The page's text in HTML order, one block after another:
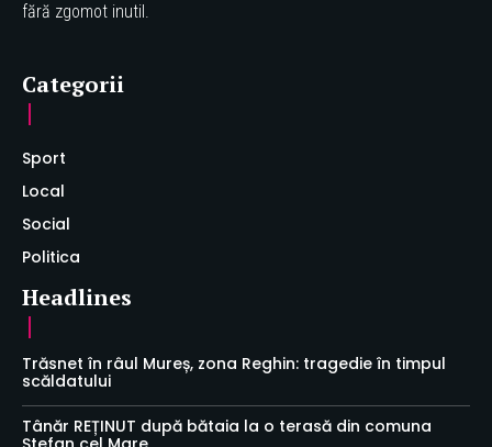
fără zgomot inutil.
Categorii
Sport
Local
Social
Politica
Headlines
Trăsnet în râul Mureș, zona Reghin: tragedie în timpul
scăldatului
Tânăr REȚINUT după bătaia la o terasă din comuna